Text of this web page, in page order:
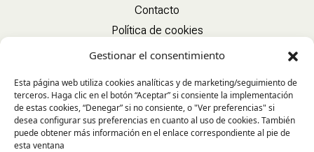
Gestionar el consentimiento
Esta página web utiliza cookies analíticas y de marketing/seguimiento de
terceros. Haga clic en el botón “Aceptar” si consiente la implementación
de estas cookies, “Denegar” si no consiente, o "Ver preferencias" si
desea configurar sus preferencias en cuanto al uso de cookies. También
puede obtener más información en el enlace correspondiente al pie de
esta ventana
Contacto
Política de cookies